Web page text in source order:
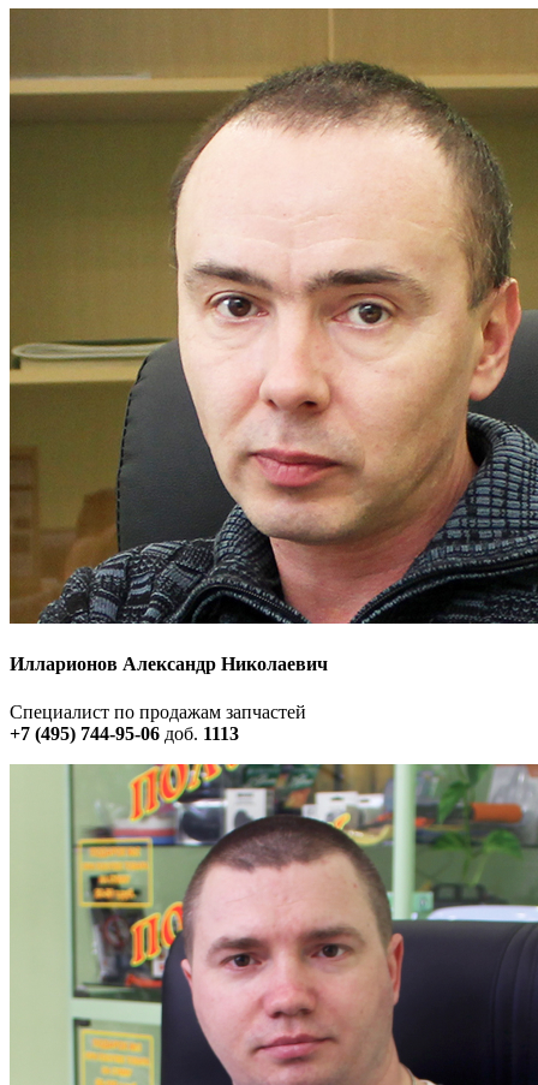
Илларионов Александр Николаевич
Специалист по продажам запчастей
+7 (495) 744-95-06 доб. 1113